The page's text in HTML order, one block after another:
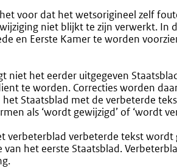
voor dat het wetsorigineel zelf
niet blijkt te zijn verwerkt. In
en Eerste Kamer te worden
niet het eerder uitgegeven
te worden. Correcties worden
Staatsblad met de verbeterde
als ‘wordt gewijzigd’ of ‘wordt
verbeterblad verbeterde tekst
het eerste Staatsblad.